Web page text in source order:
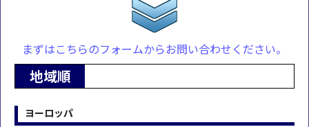
まずはこちらのフォームからお問い合わせください。
地域順
ヨーロッパ